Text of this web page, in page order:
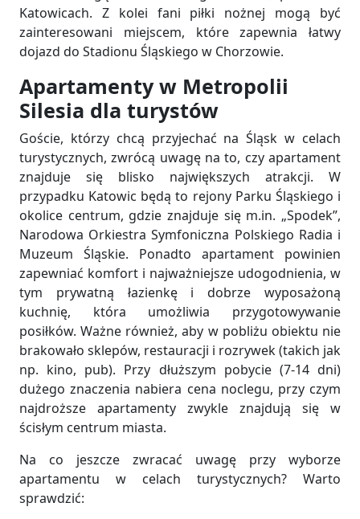
Katowicach. Z kolei fani piłki nożnej mogą być
zainteresowani miejscem, które zapewnia łatwy
dojazd do Stadionu Śląskiego w Chorzowie.
Apartamenty w Metropolii
Silesia dla turystów
Goście, którzy chcą przyjechać na Śląsk w celach
turystycznych, zwrócą uwagę na to, czy apartament
znajduje się blisko największych atrakcji. W
przypadku Katowic będą to rejony Parku Śląskiego i
okolice centrum, gdzie znajduje się m.in. „Spodek”,
Narodowa Orkiestra Symfoniczna Polskiego Radia i
Muzeum Śląskie. Ponadto apartament powinien
zapewniać komfort i najważniejsze udogodnienia, w
tym prywatną łazienkę i dobrze wyposażoną
kuchnię, która umożliwia przygotowywanie
posiłków. Ważne również, aby w pobliżu obiektu nie
brakowało sklepów, restauracji i rozrywek (takich jak
np. kino, pub). Przy dłuższym pobycie (7-14 dni)
dużego znaczenia nabiera cena noclegu, przy czym
najdroższe apartamenty zwykle znajdują się w
ścisłym centrum miasta.
Na co jeszcze zwracać uwagę przy wyborze
apartamentu w celach turystycznych? Warto
sprawdzić: